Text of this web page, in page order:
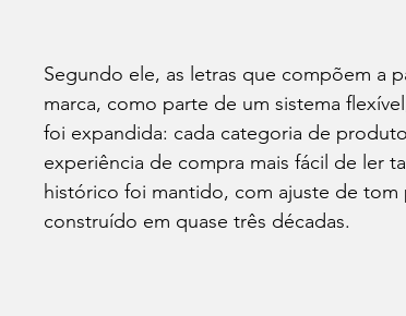
Segundo ele, as letras que compõem a
marca, como parte de um sistema
foi expandida: cada categoria de
experiência de compra mais fácil de ler
histórico foi mantido, com ajuste de
construído em quase três décadas.